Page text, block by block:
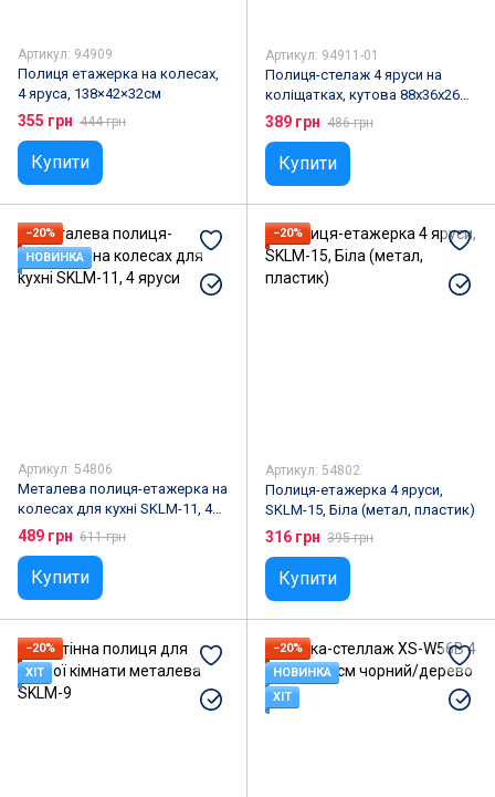
Артикул: 94909
Полиця етажерка на колесах,
4 яруса, 138×42×32см
355 грн 444 грн
Купити
Артикул: 94911-01
Полиця-стелаж 4 яруси на
коліщатках, кутова 88х36х26
см, Чорна
389 грн 486 грн
Купити
−20%
НОВИНКА
Артикул: 54806
Металева полиця-етажерка на
колесах для кухні SKLM-11, 4
яруси
489 грн 611 грн
Купити
−20%
Артикул: 54802
Полиця-етажерка 4 яруси,
SKLM-15, Біла (метал, пластик)
316 грн 395 грн
Купити
−20%
ХІТ
−20%
НОВИНКА
ХІТ